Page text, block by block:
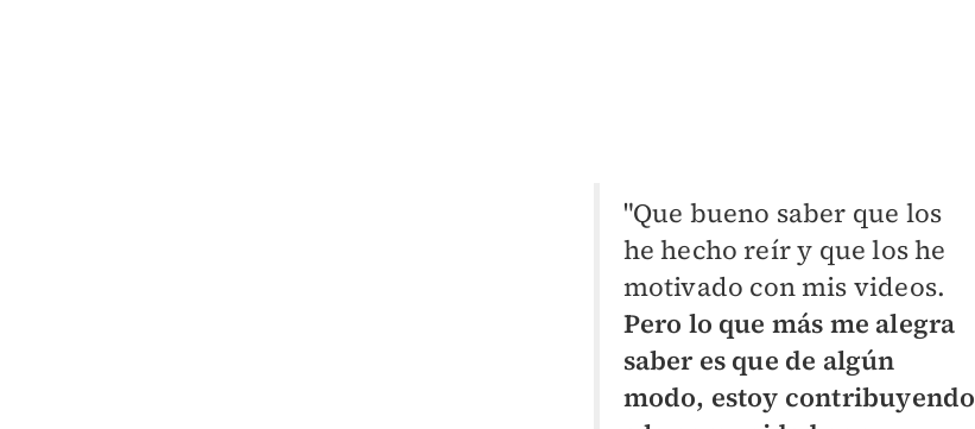
"Que bueno saber que los
he hecho reír y que los he
motivado con mis videos.
Pero lo que más me alegra
saber es que de algún
modo, estoy contribuyendo